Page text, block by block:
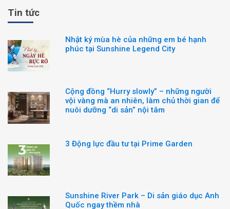
Tin tức
Nhật ký mùa hè của những em bé hạnh
phúc tại Sunshine Legend City
Cộng đồng “Hurry slowly” – những người
vội vàng mà an nhiên, làm chủ thời gian để
nuôi dưỡng “di sản” nội tâm
3 Động lực đầu tư tại Prime Garden
Sunshine River Park – Di sản giáo dục Anh
Quốc ngay thềm nhà